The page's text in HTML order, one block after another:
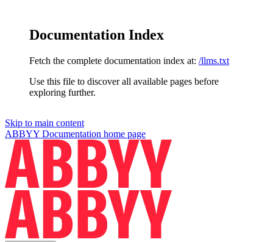
Documentation Index
Fetch the complete documentation index at: /llms.txt
Use this file to discover all available pages before
exploring further.
Skip to main content
ABBYY Documentation home page